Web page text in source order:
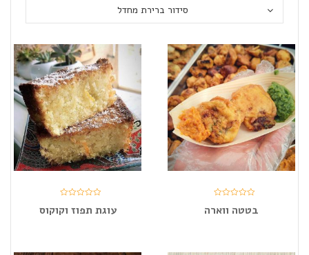
סידור ברירת מחדל
בטטה ווארה עוגת תפוז וקוקוס